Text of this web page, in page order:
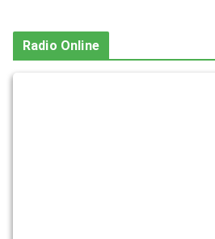
Radio Online